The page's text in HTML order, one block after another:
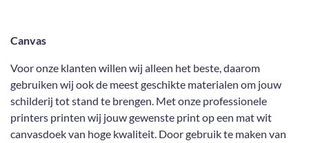
Canvas
Voor onze klanten willen wij alleen het beste, daarom
gebruiken wij ook de meest geschikte materialen om jouw
schilderij tot stand te brengen. Met onze professionele
printers printen wij jouw gewenste print op een mat wit
canvasdoek van hoge kwaliteit. Door gebruik te maken van